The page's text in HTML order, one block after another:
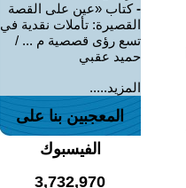
-كتاب «عين على القصة
القصيرة: تأملات نقدية في
تسع رؤى قصصية م ... /
حميد عقبي
المزيد.....
المعجبين بنا على
الفيسبوك
3,732,970